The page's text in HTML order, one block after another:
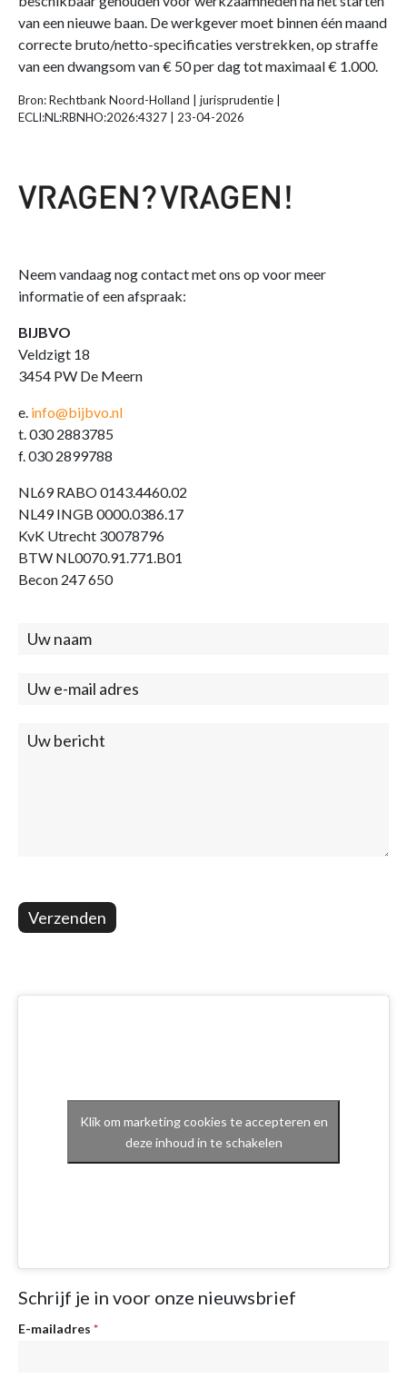
van een nieuwe baan. De werkgever moet binnen één maand
correcte bruto/netto-specificaties verstrekken, op straffe
van een dwangsom van € 50 per dag tot maximaal € 1.000.
Bron: Rechtbank Noord-Holland | jurisprudentie |
ECLI:NL:RBNHO:2026:4327 | 23-04-2026
Neem vandaag nog contact met ons op voor meer
informatie of een afspraak:
BIJBVO
Veldzigt 18
3454 PW De Meern
e. info@bijbvo.nl
t. 030 2883785
f. 030 2899788
NL69 RABO 0143.4460.02
NL49 INGB 0000.0386.17
KvK Utrecht 30078796
BTW NL0070.91.771.B01
Becon 247 650
Contact
Verzenden
Klik om marketing cookies te accepteren en
deze inhoud in te schakelen
Schrijf je in voor onze nieuwsbrief
Nieuwsbrief
E-mailadres *